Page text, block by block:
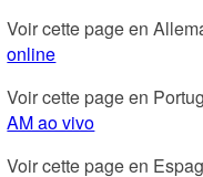
Voir cette page en
online
Voir cette page en
AM ao vivo
Voir cette page en